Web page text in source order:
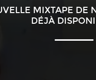
MIXTAPE DE
DÉJÀ